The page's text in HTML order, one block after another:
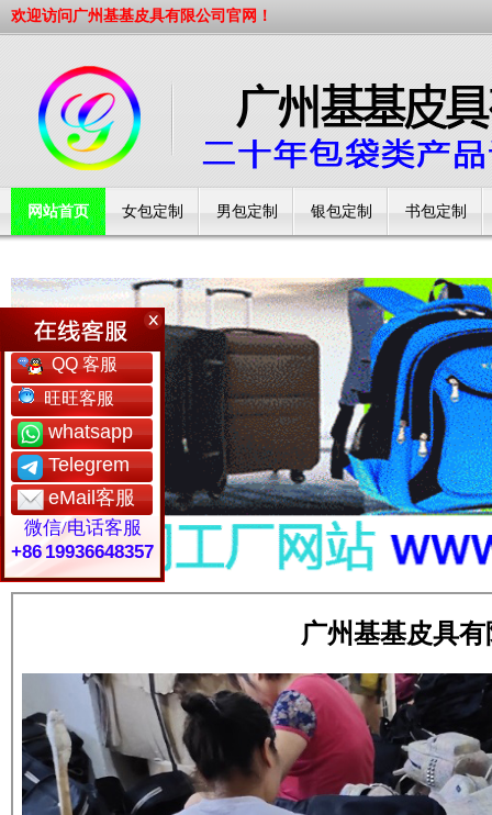
欢迎访问广州基基皮具有限公司官网！
网站首页 女包定制 男包定制 银包定制 书包定制
QQ 客服
旺旺客服
whatsapp
Telegrem
eMail客服
微信/电话客服
+86 19936648357